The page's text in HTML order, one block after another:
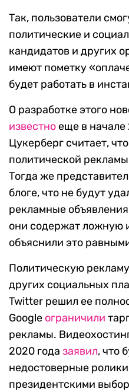
Так, пользователи
политические и
кандидатов и других
имеют пометку
будет работать в
О разработке этого
известноеще в начале
Цукерберг считает,
политической
Тогда же
блоге, что не будут
рекламные
они содержат ложную
объяснили это
Политическую
других социальных
Twitter решил ее
Google ограничили
рекламы.
2020 года заявил, что
недостоверные
президентскими